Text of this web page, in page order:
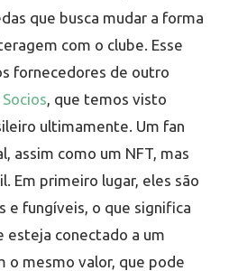
que busca mudar a forma
com o clube. Esse
fornecedores de outro
, que temos visto
ultimamente. Um fan
assim como um NFT, mas
Em primeiro lugar, eles são
e fungíveis, o que significa
esteja conectado a um
o mesmo valor, que pode